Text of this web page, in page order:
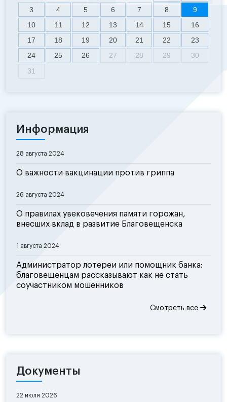
3 4 5 6 7 8
9
10
11 12 13 14 15
16
17
18 19 20 21 22
23
24
25 26 27 28 29
30
31
Информация
28 августа 2024
О важности вакцинации против гриппа
26 августа 2024
О правилах увековечения памяти горожан,
внесших вклад в развитие Благовещенска
1 августа 2024
Администратор лотереи или помощник банка:
благовещенцам рассказывают как не стать
соучастником мошенников
Смотреть все
Документы
22 июля 2026